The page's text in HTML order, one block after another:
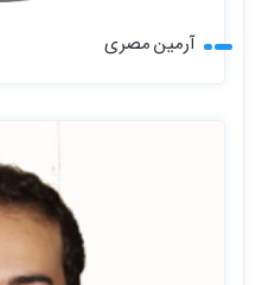
آرمین مصری